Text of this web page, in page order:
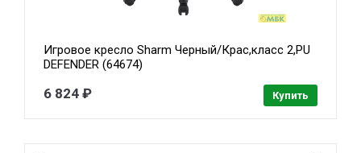
Игровое кресло Sharm Черный/Крас,класс 2,PU
DEFENDER (64674)
6 824 ₽ Купить